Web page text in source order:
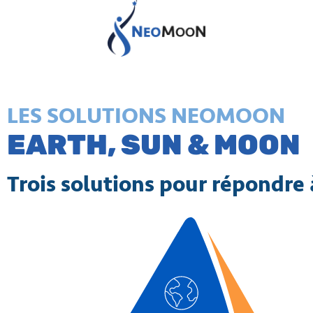
LES SOLUTIONS NEOMOON
EARTH, SUN & MOON
Trois solutions pour